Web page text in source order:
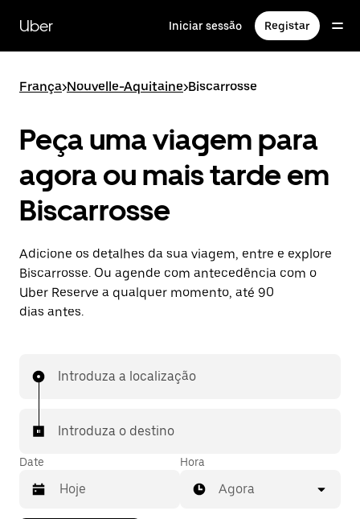
para
conteúdo
Uber Iniciar sessão Registar
França>Nouvelle-Aquitaine>Biscarrosse
Peça uma viagem para
agora ou mais tarde em
Biscarrosse
Adicione os detalhes da sua viagem, entre e explore
Biscarrosse. Ou agende com antecedência com o
Uber Reserve a qualquer momento, até 90
dias antes.
Introduza a localização
Introduza o destino
Date Hora
Agora